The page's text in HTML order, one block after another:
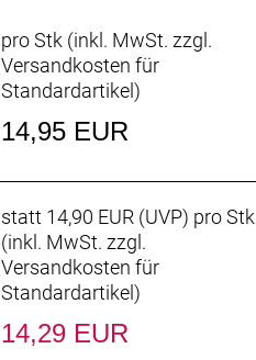
pro Stk (inkl. MwSt. zzgl.
Versandkosten für
Standardartikel)
14,95 EUR
statt 14,90 EUR(UVP) pro Stk
(inkl. MwSt. zzgl.
Versandkosten für
Standardartikel)
14,29 EUR